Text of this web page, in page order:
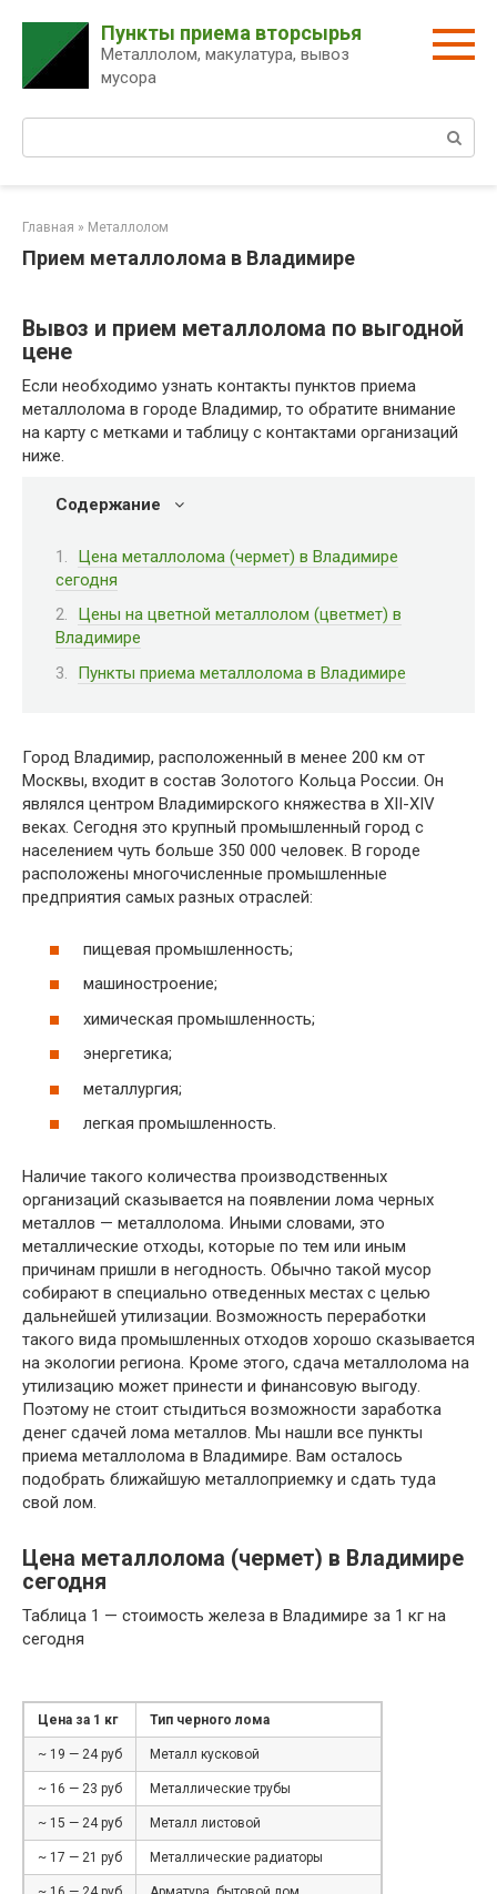
контенту
Пункты приема вторсырья
Металлолом, макулатура, вывоз
мусора
Главная » Металлолом
Прием металлолома в Владимире
Вывоз и прием металлолома по выгодной
цене
Если необходимо узнать контакты пунктов приема
металлолома в городе Владимир, то обратите внимание
на карту с метками и таблицу с контактами организаций
ниже.
Содержание
Цена металлолома (чермет) в Владимире
сегодня
Цены на цветной металлолом (цветмет) в
Владимире
Пункты приема металлолома в Владимире
Город Владимир, расположенный в менее 200 км от
Москвы, входит в состав Золотого Кольца России. Он
являлся центром Владимирского княжества в XII-XIV
веках. Сегодня это крупный промышленный город с
населением чуть больше 350 000 человек. В городе
расположены многочисленные промышленные
предприятия самых разных отраслей:
пищевая промышленность;
машиностроение;
химическая промышленность;
энергетика;
металлургия;
легкая промышленность.
Наличие такого количества производственных
организаций сказывается на появлении лома черных
металлов — металлолома. Иными словами, это
металлические отходы, которые по тем или иным
причинам пришли в негодность. Обычно такой мусор
собирают в специально отведенных местах с целью
дальнейшей утилизации. Возможность переработки
такого вида промышленных отходов хорошо сказывается
на экологии региона. Кроме этого, сдача металлолома на
утилизацию может принести и финансовую выгоду.
Поэтому не стоит стыдиться возможности заработка
денег сдачей лома металлов. Мы нашли все пункты
приема металлолома в Владимире. Вам осталось
подобрать ближайшую металлоприемку и сдать туда
свой лом.
Цена металлолома (чермет) в Владимире
сегодня
Таблица 1 — стоимость железа в Владимире за 1 кг на
сегодня
Цена за 1 кг Тип черного лома
~ 19 — 24 руб Металл кусковой
~ 16 — 23 руб Металлические трубы
~ 15 — 24 руб Металл листовой
~ 17 — 21 руб Металлические радиаторы